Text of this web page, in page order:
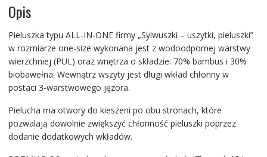
Opis
Pieluszka typu ALL-IN-ONE firmy „Sylwuszki – uszytki, pieluszki”
w rozmiarze one-size wykonana jest z wodoodpornej warstwy
wierzchniej (PUL) oraz wnętrza o składzie: 70% bambus i 30%
biobawełna. Wewnątrz wszyty jest długi wkład chłonny w
postaci 3-warstwowego jęzora.
Pielucha ma otwory do kieszeni po obu stronach, które
pozwalają dowolnie zwiększyć chłonność pieluszki poprzez
dodanie dodatkowych wkładów.